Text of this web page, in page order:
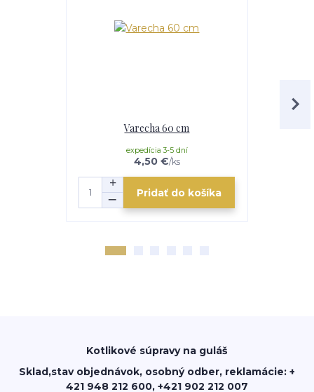
Varecha 60 cm
4,50 €/ks
expedícia 3-5 dní
Pridať do košíka
Kotlikové súpravy na guláš
Sklad,stav objednávok, osobný odber, reklamácie: +
421 948 212 600, +421 902 212 007